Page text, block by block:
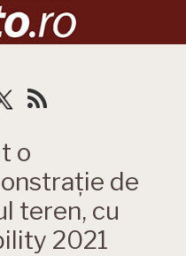
o
de
teren, cu
2021